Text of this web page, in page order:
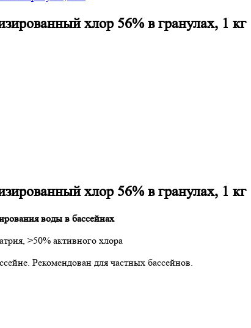
хлор 56% в гранулах, 1 кг
хлор 56% в гранулах, 1 кг
воды в бассейнах
>50% активного хлора
Рекомендован для частных бассейнов.